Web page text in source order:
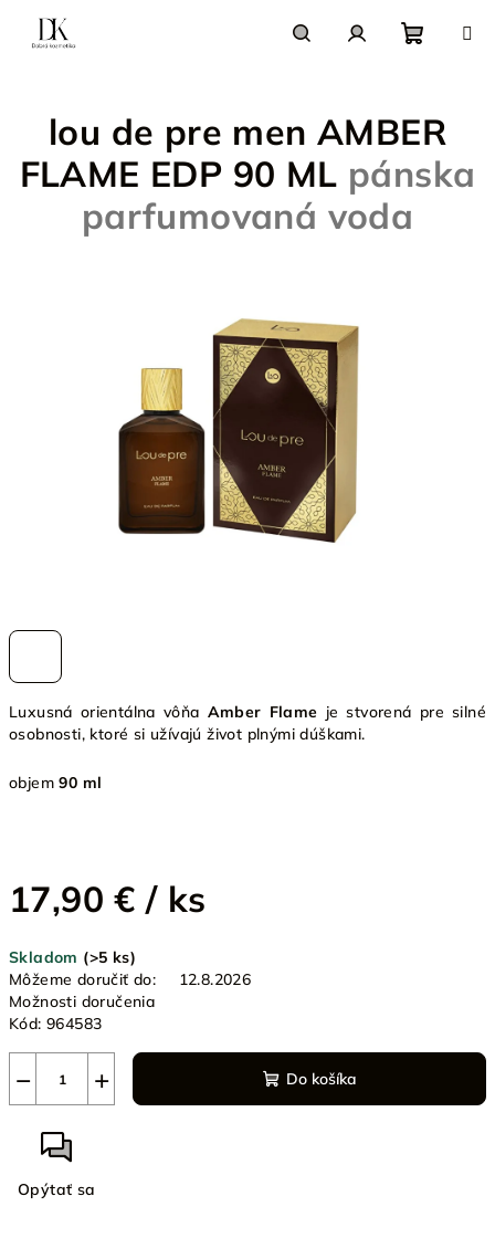
obsah
košík
Luxusná orientálna vôňa Amber Flame je stvorená pre silné
osobnosti, ktoré si užívajú život plnými dúškami.
objem90 ml
17,90 €/ ks
cena:
Skladom (>5 ks)
Môžeme doručiť do:
12.8.2026
Možnosti doručenia
Kód: 964583
+
− Do košíka
Opýtať sa
lou de pre men AMBER
FLAME EDP 90 ML pánska
parfumovaná voda